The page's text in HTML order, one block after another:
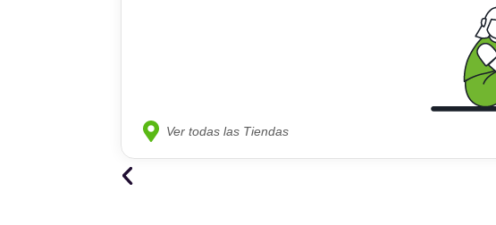
Ver todas las Tiendas